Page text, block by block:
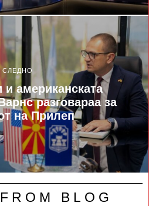
СЛЕДНО
и американската
разговараа за
на Прилеп
BLOG